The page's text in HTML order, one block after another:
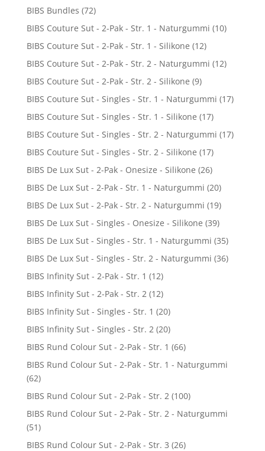
BIBS Bundles (72)
BIBS Couture Sut - 2-Pak - Str. 1 - Naturgummi (10)
BIBS Couture Sut - 2-Pak - Str. 1 - Silikone (12)
BIBS Couture Sut - 2-Pak - Str. 2 - Naturgummi (12)
BIBS Couture Sut - 2-Pak - Str. 2 - Silikone (9)
BIBS Couture Sut - Singles - Str. 1 - Naturgummi (17)
BIBS Couture Sut - Singles - Str. 1 - Silikone (17)
BIBS Couture Sut - Singles - Str. 2 - Naturgummi (17)
BIBS Couture Sut - Singles - Str. 2 - Silikone (17)
BIBS De Lux Sut - 2-Pak - Onesize - Silikone (26)
BIBS De Lux Sut - 2-Pak - Str. 1 - Naturgummi (20)
BIBS De Lux Sut - 2-Pak - Str. 2 - Naturgummi (19)
BIBS De Lux Sut - Singles - Onesize - Silikone (39)
BIBS De Lux Sut - Singles - Str. 1 - Naturgummi (35)
BIBS De Lux Sut - Singles - Str. 2 - Naturgummi (36)
BIBS Infinity Sut - 2-Pak - Str. 1 (12)
BIBS Infinity Sut - 2-Pak - Str. 2 (12)
BIBS Infinity Sut - Singles - Str. 1 (20)
BIBS Infinity Sut - Singles - Str. 2 (20)
BIBS Rund Colour Sut - 2-Pak - Str. 1 (66)
BIBS Rund Colour Sut - 2-Pak - Str. 1 - Naturgummi
(62)
BIBS Rund Colour Sut - 2-Pak - Str. 2 (100)
BIBS Rund Colour Sut - 2-Pak - Str. 2 - Naturgummi
(51)
BIBS Rund Colour Sut - 2-Pak - Str. 3 (26)